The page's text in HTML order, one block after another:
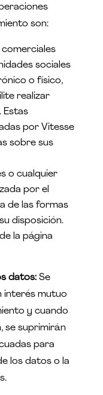
son:
comerciales
sociales
o físico,
realizar
Estas
por Vitesse
sobre sus
o cualquier
por el
de las formas
disposición.
la página
datos:Se
interés mutuo
y cuando
se suprimirán
para
los datos o la